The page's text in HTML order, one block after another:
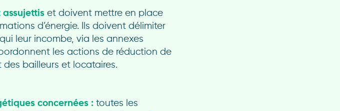
assujettis et doivent mettre en place
d’énergie. Ils doivent délimiter
leur incombe, via les annexes
les actions de réduction de
des bailleurs et locataires.
concernées : toutes les